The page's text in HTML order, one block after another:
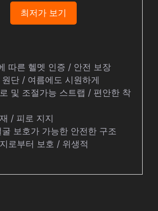
최저가 보기
따른 헬멧 인증 / 안전 보장
단 / 여름에도 시원하게
및 조절가능 스트랩 / 편안한 착
/ 피로 지지
보호가 가능한 안전한 구조
로부터 보호 / 위생적